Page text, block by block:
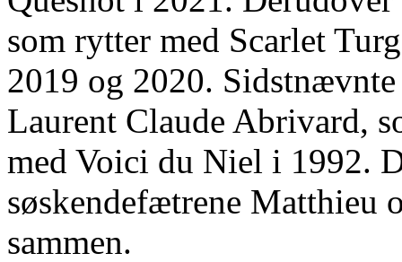
som rytter med Scarlet
2019 og 2020.
Laurent Claude Abrivard,
med Voici du Niel i 1992.
søskendefætrene Matthieu
sammen.